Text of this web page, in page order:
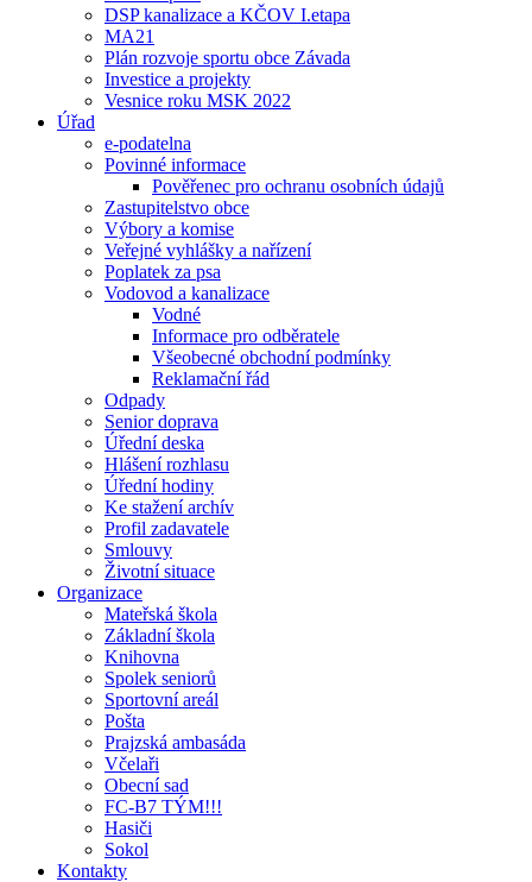
DSP kanalizace a KČOV I.etapa
MA21
Plán rozvoje sportu obce Závada
Investice a projekty
Vesnice roku MSK 2022
Úřad
e-podatelna
Povinné informace
Pověřenec pro ochranu osobních údajů
Zastupitelstvo obce
Výbory a komise
Veřejné vyhlášky a nařízení
Poplatek za psa
Vodovod a kanalizace
Vodné
Informace pro odběratele
Všeobecné obchodní podmínky
Reklamační řád
Odpady
Senior doprava
Úřední deska
Hlášení rozhlasu
Úřední hodiny
Ke stažení archív
Profil zadavatele
Smlouvy
Životní situace
Organizace
Mateřská škola
Základní škola
Knihovna
Spolek seniorů
Sportovní areál
Pošta
Prajzská ambasáda
Včelaři
Obecní sad
FC-B7 TÝM!!!
Hasiči
Sokol
Kontakty